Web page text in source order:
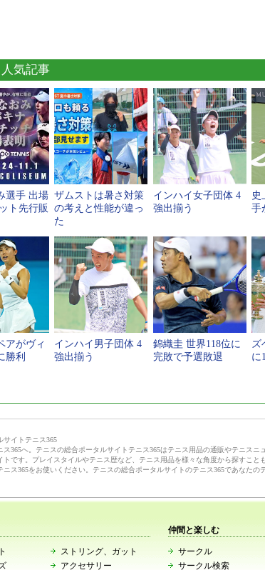
気記事
選手 出場
ト先行販
ザムストは暑さ対策
の考えと性能が違っ
た
インハイ女子団体 4
強出揃う
史
手
アがヴィ
勝利
インハイ男子団体 4
強出揃う
錦織圭 世界118位に
完敗で予選敗退
ズ
に
サイトテニス365
ス365へ。テニスの総合ポータルサイトテニス365はテニス用品の通販やテニス
トです。プレイスタイルやテニス歴など、テニス用品を様々な角度から探すこ
ニス365をお使いください。テニスの総合ポータルサイトのテニス365であなたの
ストリング、ガット
アクセサリー
仲間と楽しむ
サークル
サークル検索